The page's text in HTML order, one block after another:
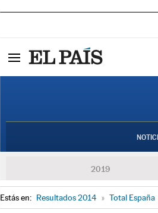
2019
Estás en: Resultados 2014 » Total España